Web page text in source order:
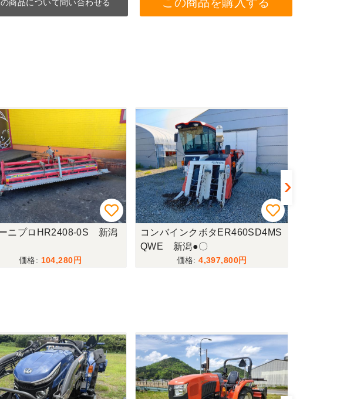
の商品について問い合わせる
ニプロHR2408-0S 新潟
104,280
コンバインクボタER460SD4MS
QWE 新潟●〇
4,397,800